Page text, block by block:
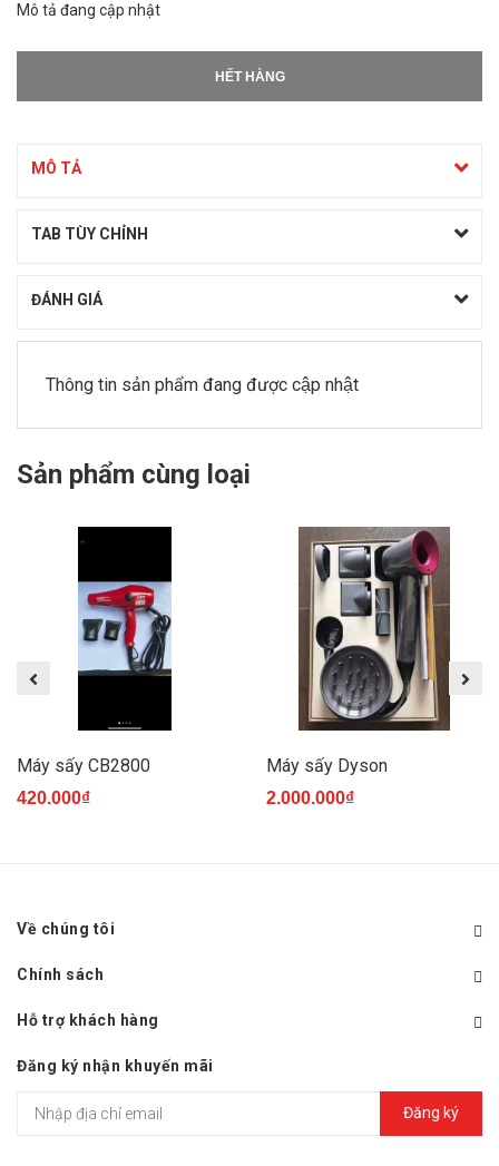
Mô tả đang cập nhật
HẾT HÀNG
MÔ TẢ
TAB TÙY CHỈNH
ĐÁNH GIÁ
Thông tin sản phẩm đang được cập nhật
Sản phẩm cùng loại
Máy sấy CB2800
420.000₫
Máy sấy Dyson
2.000.000₫
Về chúng tôi
Chính sách
Hỗ trợ khách hàng
Đăng ký nhận khuyến mãi
Đăng ký